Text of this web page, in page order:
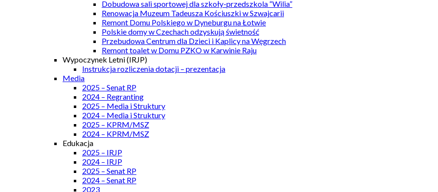
Dobudowa sali sportowej dla szkoły-przedszkola “Wilia”
Renowacja Muzeum Tadeusza Kościuszki w Szwajcarii
Remont Domu Polskiego w Dyneburgu na Łotwie
Polskie domy w Czechach odzyskują świetność
Przebudowa Centrum dla Dzieci i Kaplicy na Węgrzech
Remont toalet w Domu PZKO w Karwinie Raju
Wypoczynek Letni (IRJP)
Instrukcja rozliczenia dotacji – prezentacja
Media
2025 – Senat RP
2024 – Regranting
2025 – Media i Struktury
2024 – Media i Struktury
2025 – KPRM/MSZ
2024 – KPRM/MSZ
Edukacja
2025 – IRJP
2024 – IRJP
2025 – Senat RP
2024 – Senat RP
2023